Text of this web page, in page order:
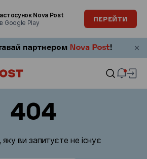
Nova Post
Google Play
ПЕРЕЙТИ
404
яку ви запитуєте не існує